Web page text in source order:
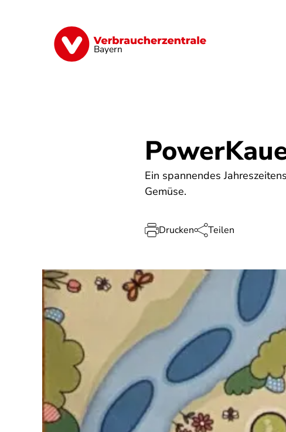
Bayern
Finanzen Digitales Lebensmittel
Ein spannendes
Gemüse.
Drucken Teilen